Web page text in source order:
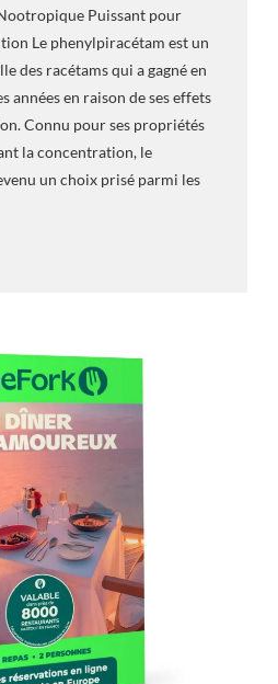
Puissant pour
Le phenylpiracétam est un
des racétams qui a gagné en
années en raison de ses effets
Connu pour ses propriétés
la concentration, le
un choix prisé parmi les